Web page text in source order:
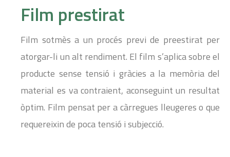
Film prestirat
Film sotmès a un procés previ de preestirat per
atorgar-li un alt rendiment. El film s’aplica sobre el
producte sense tensió i gràcies a la memòria del
material es va contraient, aconseguint un resultat
òptim. Film pensat per a càrregues lleugeres o que
requereixin de poca tensió i subjecció.